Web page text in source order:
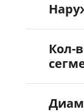
Кол-